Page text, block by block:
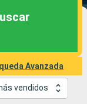
Avanzada
vendidos